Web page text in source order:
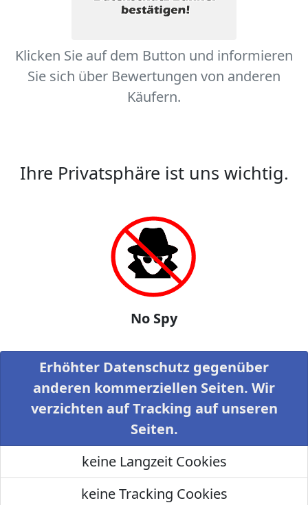
Klicken Sie auf dem Button und informieren
Sie sich über Bewertungen von anderen
Käufern.
Ihre Privatsphäre ist uns wichtig.
No Spy
Erhöhter Datenschutz gegenüber
anderen kommerziellen Seiten. Wir
verzichten auf Tracking auf unseren
Seiten.
keine Langzeit Cookies
keine Tracking Cookies